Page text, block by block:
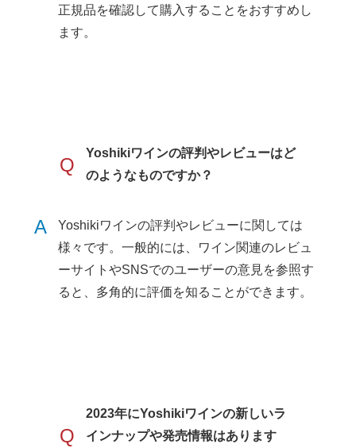
正規品を確認して購入することをおすすめし
ます。
Q
Yoshikiワインの評判やレビューはど
のようなものですか？
A
Yoshikiワインの評判やレビューに関しては
様々です。一般的には、ワイン関連のレビュ
ーサイトやSNSでのユーザーの意見を参照す
ると、多角的に評価を知ることができます。
Q
2023年にYoshikiワインの新しいラ
インナップや発売情報はあります